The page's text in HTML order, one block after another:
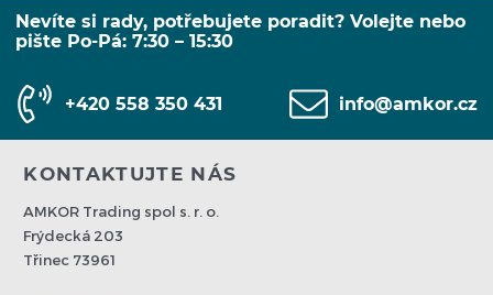
Nevíte si rady, potřebujete poradit? Volejte nebo
pište Po-Pá: 7:30 – 15:30
+420 558 350 431 info@amkor.cz
KONTAKTUJTE NÁS
AMKOR Trading spol s. r. o.
Frýdecká 203
Třinec 73961